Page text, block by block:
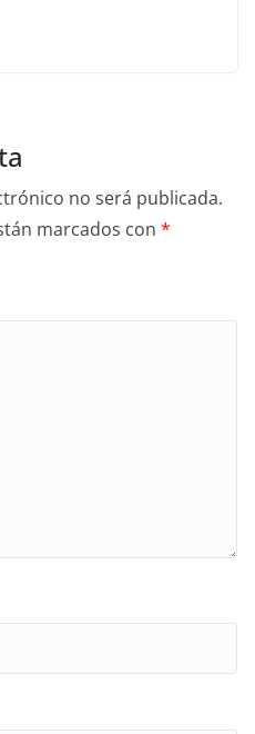
no será publicada.
marcados con *